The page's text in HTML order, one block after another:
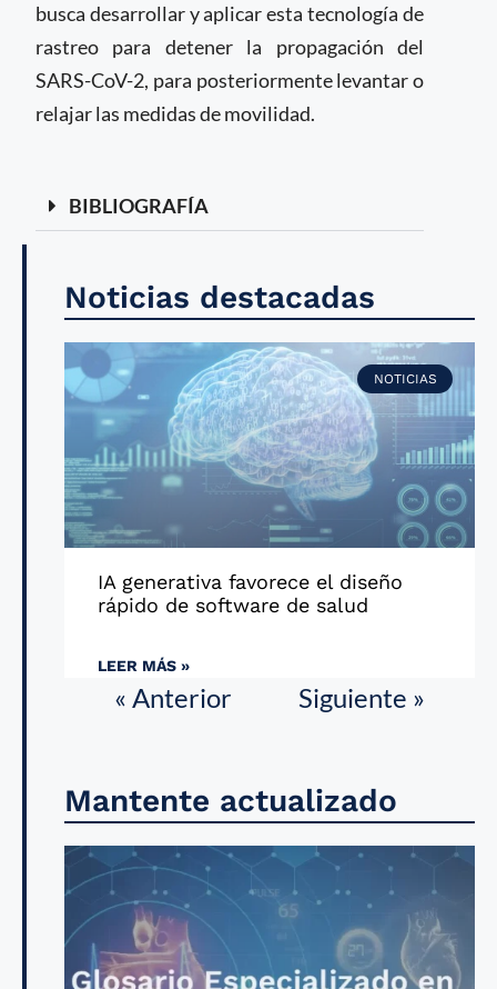
busca desarrollar y aplicar esta tecnología de
rastreo para detener la propagación del
SARS-CoV-2, para posteriormente levantar o
relajar las medidas de movilidad.
BIBLIOGRAFÍA
Noticias destacadas
NOTICIAS
IA generativa favorece el diseño
rápido de software de salud
LEER MÁS »
« Anterior Siguiente »
Mantente actualizado